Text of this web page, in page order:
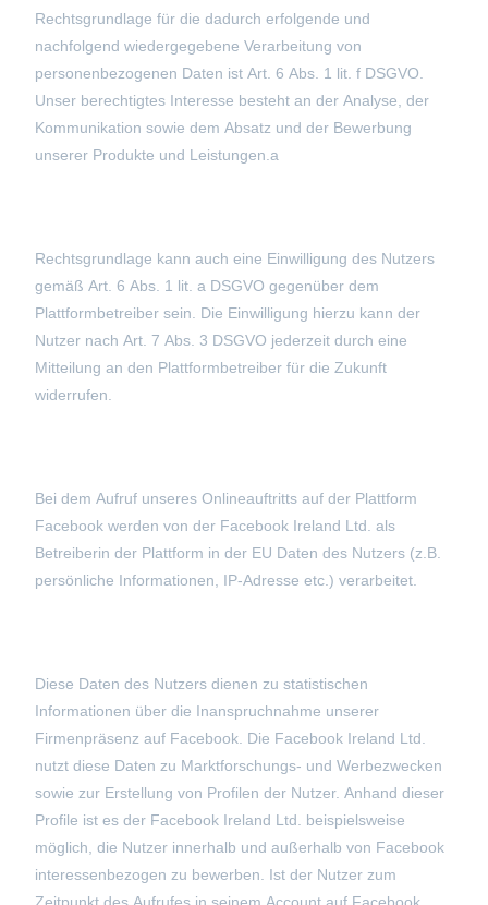
Rechtsgrundlage für die dadurch erfolgende und
nachfolgend wiedergegebene Verarbeitung von
personenbezogenen Daten ist Art. 6 Abs. 1 lit. f DSGVO.
Unser berechtigtes Interesse besteht an der Analyse, der
Kommunikation sowie dem Absatz und der Bewerbung
unserer Produkte und Leistungen.a
Rechtsgrundlage kann auch eine Einwilligung des Nutzers
gemäß Art. 6 Abs. 1 lit. a DSGVO gegenüber dem
Plattformbetreiber sein. Die Einwilligung hierzu kann der
Nutzer nach Art. 7 Abs. 3 DSGVO jederzeit durch eine
Mitteilung an den Plattformbetreiber für die Zukunft
widerrufen.
Bei dem Aufruf unseres Onlineauftritts auf der Plattform
Facebook werden von der Facebook Ireland Ltd. als
Betreiberin der Plattform in der EU Daten des Nutzers (z.B.
persönliche Informationen, IP-Adresse etc.) verarbeitet.
Diese Daten des Nutzers dienen zu statistischen
Informationen über die Inanspruchnahme unserer
Firmenpräsenz auf Facebook. Die Facebook Ireland Ltd.
nutzt diese Daten zu Marktforschungs- und Werbezwecken
sowie zur Erstellung von Profilen der Nutzer. Anhand dieser
Profile ist es der Facebook Ireland Ltd. beispielsweise
möglich, die Nutzer innerhalb und außerhalb von Facebook
interessenbezogen zu bewerben. Ist der Nutzer zum